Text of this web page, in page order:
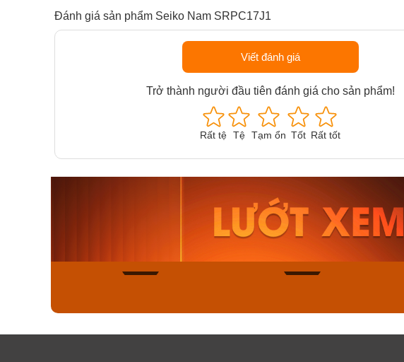
Đánh giá sản phẩm Seiko Nam SRPC17J1
Viết đánh giá
Trở thành người đầu tiên đánh giá cho sản phẩm!
Rất tệ Tệ Tạm ổn Tốt Rất tốt
Casio Nam MTS-
115D-1AVDF
2.823.000₫
2.399.550₫
Mua ngay